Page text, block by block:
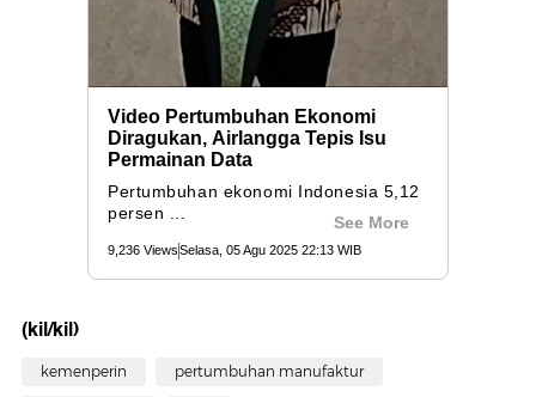
(kil/kil)
kemenperin pertumbuhan manufaktur